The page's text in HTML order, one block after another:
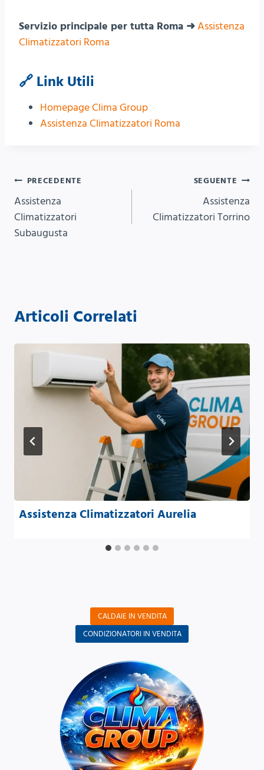
Servizio principale per tutta Roma ➜Assistenza
Climatizzatori Roma
🔗 Link Utili
Homepage Clima Group
Assistenza Climatizzatori Roma
Navigazione
articoli
PRECEDENTE
Assistenza
Climatizzatori
Subaugusta
SEGUENTE
Assistenza
Climatizzatori Torrino
Articoli Correlati
Assistenza Climatizzatori Aurelia
CALDAIE IN VENDITA
CONDIZIONATORI IN VENDITA